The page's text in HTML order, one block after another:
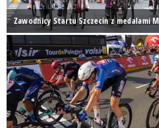
Zawodnicy Startu Szczecin z medalami